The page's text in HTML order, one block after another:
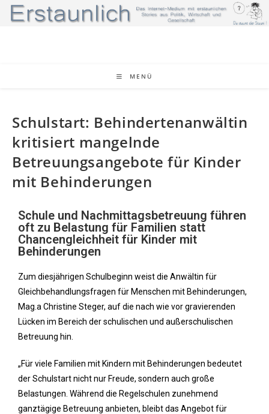
MENÜ
Schulstart: Behindertenanwältin
kritisiert mangelnde
Betreuungsangebote für Kinder
mit Behinderungen
Schule und Nachmittagsbetreuung führen
oft zu Belastung für Familien statt
Chancengleichheit für Kinder mit
Behinderungen
Zum diesjährigen Schulbeginn weist die Anwältin für
Gleichbehandlungsfragen für Menschen mit Behinderungen,
Mag.a Christine Steger, auf die nach wie vor gravierenden
Lücken im Bereich der schulischen und außerschulischen
Betreuung hin.
„Für viele Familien mit Kindern mit Behinderungen bedeutet
der Schulstart nicht nur Freude, sondern auch große
Belastungen. Während die Regelschulen zunehmend
ganztägige Betreuung anbieten, bleibt das Angebot für